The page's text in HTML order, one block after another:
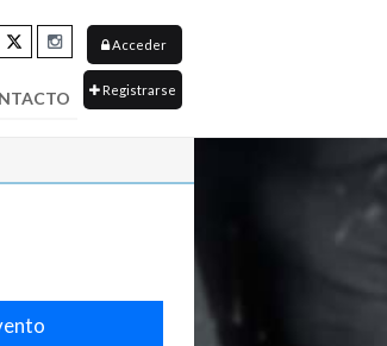
Acceder
Registrarse